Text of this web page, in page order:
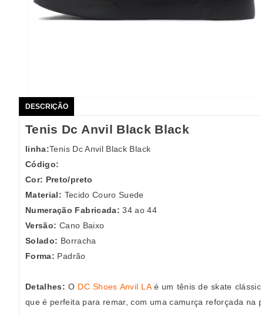
DESCRIÇÃO
Tenis Dc Anvil Black Black
linha:Tenis Dc Anvil Black Black
Código:
Cor: Preto/preto
Material: Tecido Couro Suede
Numeração Fabricada: 34 ao 44
Versão: Cano Baixo
Solado: Borracha
Forma: Padrão
Detalhes: O DC Shoes Anvil LAé um tênis de skate
que é perfeita para remar, com uma camurça reforçada